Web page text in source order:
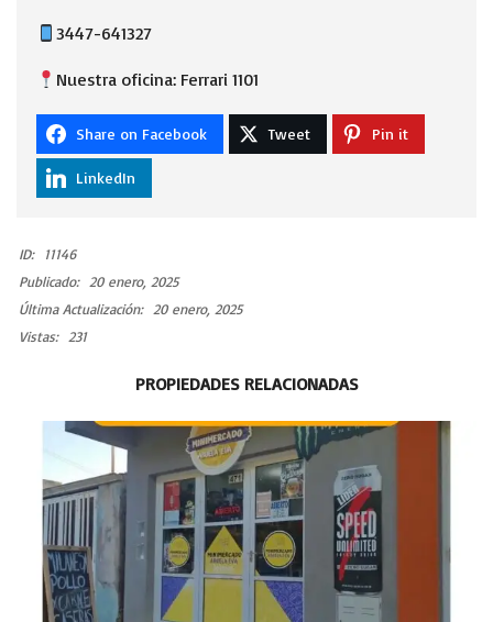
3447-641327
Nuestra oficina: Ferrari 1101
Share on Facebook Tweet Pin it
LinkedIn
ID:
11146
Publicado:
20 enero, 2025
Última Actualización:
20 enero, 2025
Vistas:
231
PROPIEDADES RELACIONADAS